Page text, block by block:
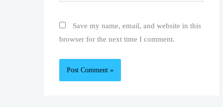
Save my name, email, and website in this
browser for the next time I comment.